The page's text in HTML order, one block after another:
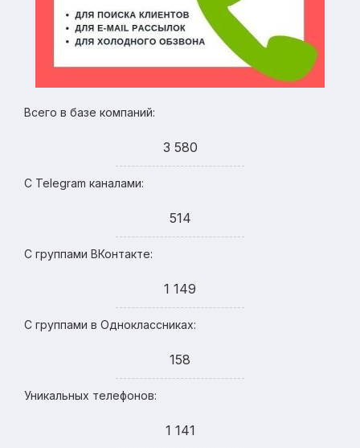
Всего в базе компаний:
3 580
С Telegram каналами:
514
С группами ВКонтакте:
1 149
С группами в Одноклассниках:
158
Уникальных телефонов:
1 141